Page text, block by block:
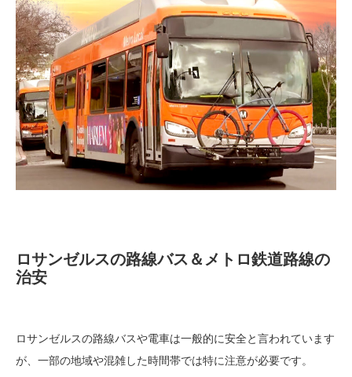
ロサンゼルスの路線バス＆メトロ鉄道路線の
治安
ロサンゼルスの路線バスや電車は一般的に安全と言われています
が、一部の地域や混雑した時間帯では特に注意が必要です。